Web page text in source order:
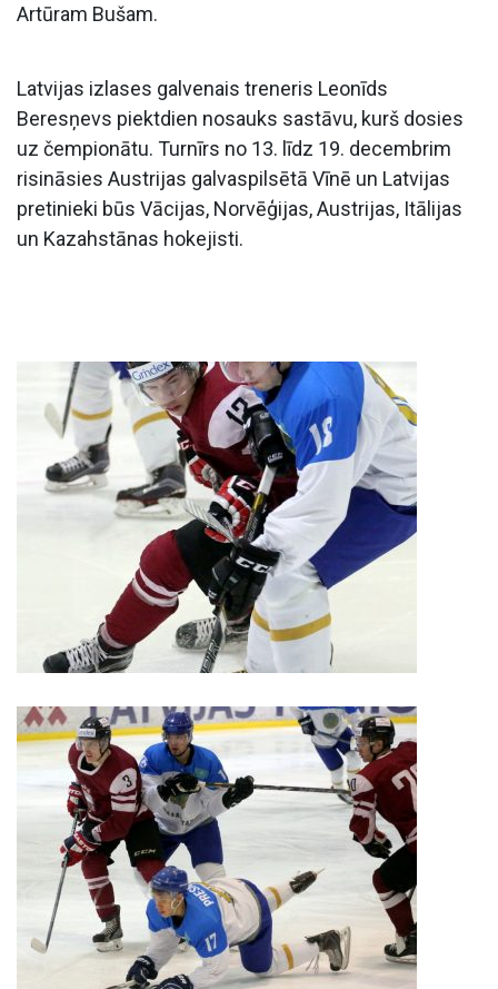
Artūram Bušam.
Latvijas izlases galvenais treneris Leonīds
Beresņevs piektdien nosauks sastāvu, kurš dosies
uz čempionātu. Turnīrs no 13. līdz 19. decembrim
risināsies Austrijas galvaspilsētā Vīnē un Latvijas
pretinieki būs Vācijas, Norvēģijas, Austrijas, Itālijas
un Kazahstānas hokejisti.